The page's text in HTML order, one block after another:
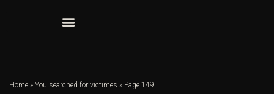
Home » You searched for victimes » Page 149